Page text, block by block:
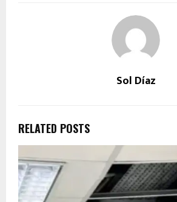
Sol Díaz
RELATED POSTS